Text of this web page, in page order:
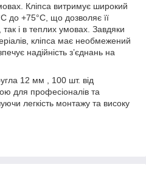
Кліпса витримує широкий
до +75°C, що дозволяє її
і в теплих умовах. Завдяки
кліпса має необмежений
надійність з’єднань на
12 мм , 100 шт. від
для професіоналів та
легкість монтажу та високу